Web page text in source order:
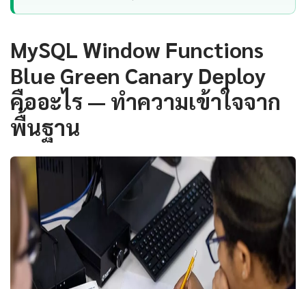
MySQL Window Functions
Blue Green Canary Deploy
คืออะไร — ทำความเข้าใจจาก
พื้นฐาน